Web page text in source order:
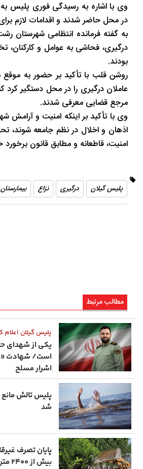
وی با اشاره به رسیدگی فوری پلیس
در محل حاضر شدند و اقدامات لازم برای
به گفته فرمانده انتظامی شهرستان
درگیری، فحاشی به عوامل و
بودند.
روشن قلب با تأکید بر حضور به موقع
عاملان درگیری را در محل دستگیر
مرجع قضایی معرفی شدند.
وی با تأکید بر اینکه امنیت و
اذهان و اخلال در نظم جامعه شوند،
امنیت، قاطعانه و مطابق قانون برخورد
پلیس گیلان درگیری نزاع
مطالب مرتبط
پلیس گیلان اعلام
یکی از شهدای
است/ شهادت
اشرار مسلح
شد
پایان تصرف
بیش از ۲۴۰۰ متر اراضی ملی
در دل